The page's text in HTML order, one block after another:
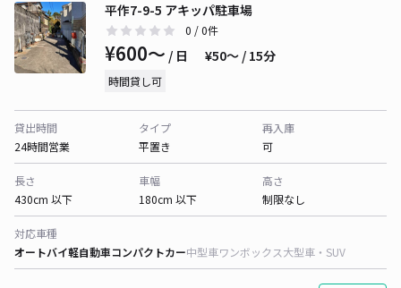
平作7-9-5 アキッパ駐車場
0 / 0件
¥600〜 / 日 ¥50〜 / 15分
時間貸し可
貸出時間
24時間営業
タイプ
平置き
再入庫
可
長さ
430cm 以下
車幅
180cm 以下
高さ
制限なし
対応車種
オートバイ軽自動車コンパクトカー中型車ワンボックス大型車・SUV